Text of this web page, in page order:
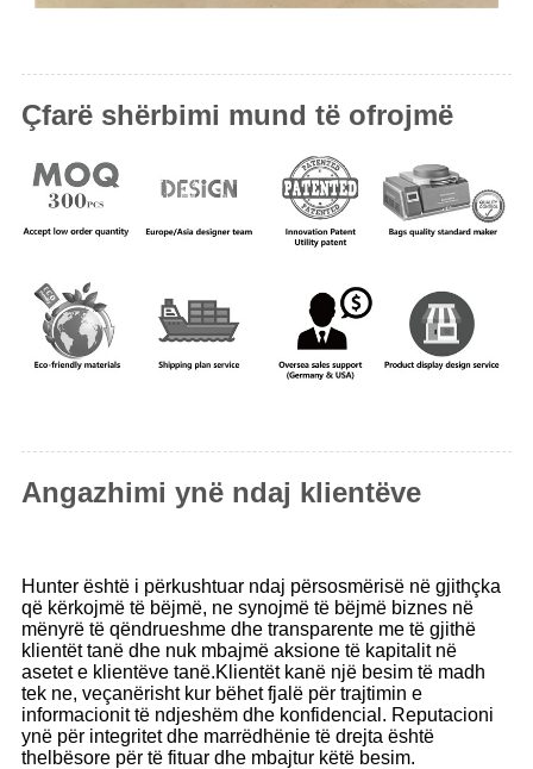
Çfarë shërbimi mund të ofrojmë
Angazhimi ynë ndaj klientëve
Hunter është i përkushtuar ndaj përsosmërisë në gjithçka
që kërkojmë të bëjmë, ne synojmë të bëjmë biznes në
mënyrë të qëndrueshme dhe transparente me të gjithë
klientët tanë dhe nuk mbajmë aksione të kapitalit në
asetet e klientëve tanë.Klientët kanë një besim të madh
tek ne, veçanërisht kur bëhet fjalë për trajtimin e
informacionit të ndjeshëm dhe konfidencial. Reputacioni
ynë për integritet dhe marrëdhënie të drejta është
thelbësore për të fituar dhe mbajtur këtë besim.